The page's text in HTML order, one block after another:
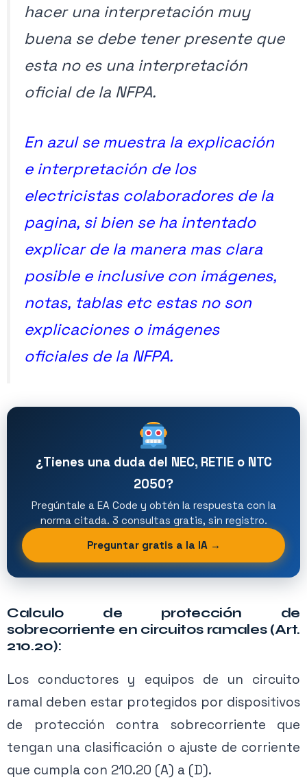
hacer una interpretación muy
buena se debe tener presente que
esta no es una interpretación
oficial de la NFPA.
En azul se muestra la explicación
e interpretación de los
electricistas colaboradores de la
pagina, si bien se ha intentado
explicar de la manera mas clara
posible e inclusive con imágenes,
notas, tablas etc estas no son
explicaciones o imágenes
oficiales de la NFPA.
¿Tienes una duda del NEC, RETIE o NTC
2050?
Pregúntale a EA Code y obtén la respuesta con la
norma citada. 3 consultas gratis, sin registro.
Preguntar gratis a la IA →
Calculo de protección de
sobrecorriente en circuitos ramales (Art.
210.20):
Los conductores y equipos de un circuito
ramal deben estar protegidos por dispositivos
de protección contra sobrecorriente que
tengan una clasificación o ajuste de corriente
que cumpla con 210.20 (A) a (D).